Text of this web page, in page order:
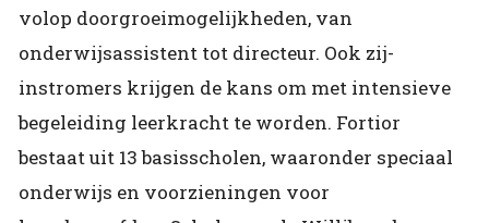
volop doorgroeimogelijkheden, van
onderwijsassistent tot directeur. Ook zij-
instromers krijgen de kans om met intensieve
begeleiding leerkracht te worden. Fortior
bestaat uit 13 basisscholen, waaronder speciaal
onderwijs en voorzieningen voor